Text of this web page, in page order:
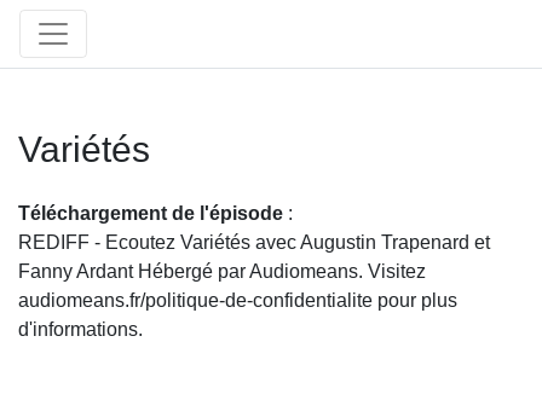
Variétés
Téléchargement de l'épisode :
REDIFF - Ecoutez Variétés avec Augustin Trapenard et
Fanny Ardant Hébergé par Audiomeans. Visitez
audiomeans.fr/politique-de-confidentialite pour plus
d'informations.